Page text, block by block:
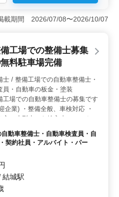
求人は週休2日制で、残業が
ため、ワークライフバランス
。車通勤が可能で、駐車場が
ラン経験者が求められている
して即戦力として活躍でき
く、アットホームで働きやす
活躍しており、幅広い年代
。
載期間 2026/07/08〜2026/10/07
工場での整備士募集
料駐車場完備
整備士・
員・自動車の板金・塗装
工場での自動車整備士の募集です
企業) ・整備全般、車検対応 ・
主に小型車から輸入車、４ｔトラ
のある歓迎致します！ ＊ベテラ
クも活躍してます！ ＊皆様のご
動車整備士・自動車検査員・自
契約社員・アルバイト・パー
結城駅